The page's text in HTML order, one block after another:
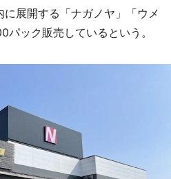
に展開する「ナガノヤ」「ウメ
パック販売しているという。